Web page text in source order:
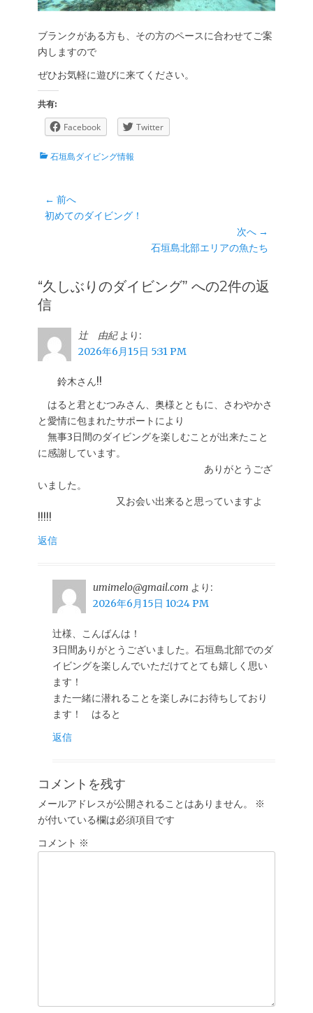
ブランクがある方も、その方のペースに合わせてご案
内しますので
ぜひお気軽に遊びに来てください。
共有:
Facebook Twitter
カ 石垣島ダイビング情報
投
稿
ー
シ
ョ
ン
← 前へ
前
初めてのダイビング！
次へ →
投
稿:
石垣島北部エリアの魚たち
“久しぶりのダイビング” への2件の返
信
辻 由紀 より:
2026年6月15日 5:31 PM
鈴木さん!!
はると君とむつみさん、奥様とともに、さわやかさ
と愛情に包まれたサポートにより
無事3日間のダイビングを楽しむことが出来たこと
に感謝しています。
ありがとうござ
いました。
又お会い出来ると思っていますよ
!!!!!
返信
umimelo@gmail.com より:
2026年6月15日 10:24 PM
辻様、こんばんは！
3日間ありがとうございました。石垣島北部でのダ
イビングを楽しんでいただけてとても嬉しく思い
ます！
また一緒に潜れることを楽しみにお待ちしており
ます！ はると
返信
コメントを残す
メールアドレスが公開されることはありません。
※
が付いている欄は必須項目です
コメント ※